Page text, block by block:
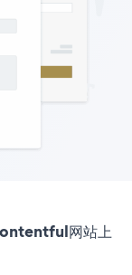
网站上